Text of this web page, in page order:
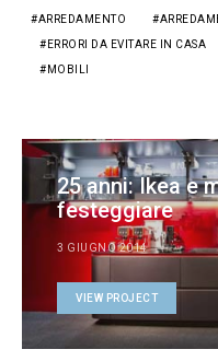
ARREDAMENTO
ERRORI DA EVITARE IN CASA
MOBILI
25 anni: Ikea e
festeggiare
3 GIUGNO 2014
VIEW PROJECT